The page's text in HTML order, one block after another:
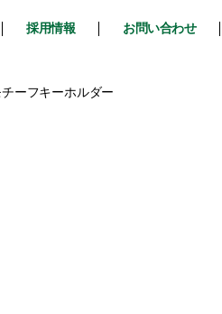
採用情報 お問い合わせ
チーフキーホルダー